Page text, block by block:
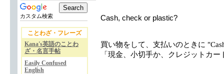
カスタム検索
ことわざ・フレーズ
Kana's英語のことわ
ざ・名言手帖
Easily Confused
English
Cash, check or plastic?
買い物をして、支払いのときに
「現金、小切手か、クレジットカ